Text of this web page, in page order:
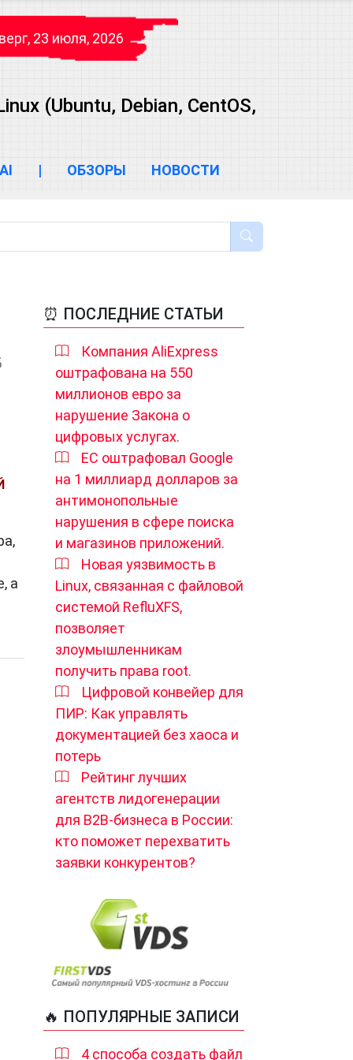
23 июля, 2026
(Ubuntu, Debian, CentOS,
AI | ОБЗОРЫ НОВОСТИ
а
⏰ ПОСЛЕДНИЕ СТАТЬИ
Компания AliExpress
оштрафована на 550
миллионов евро за
нарушение Закона о
цифровых услугах.
ЕС оштрафовал Google
на 1 миллиард долларов за
антимонопольные
нарушения в сфере поиска
и магазинов приложений.
Новая уязвимость в
Linux, связанная с файловой
системой RefluXFS,
позволяет
злоумышленникам
получить права root.
Цифровой конвейер для
ПИР: Как управлять
документацией без хаоса и
потерь
Рейтинг лучших
агентств лидогенерации
для B2B-бизнеса в России:
кто поможет перехватить
заявки конкурентов?
🔥 ПОПУЛЯРНЫЕ ЗАПИСИ
4 способа создать файл